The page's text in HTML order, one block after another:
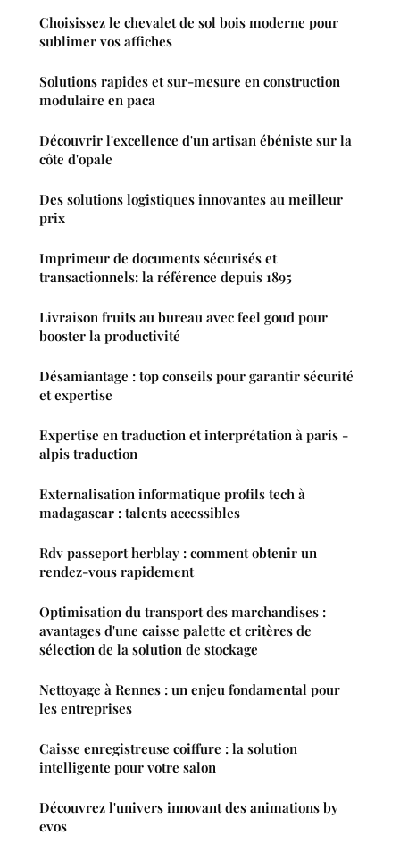
Choisissez le chevalet de sol bois moderne pour
sublimer vos affiches
Solutions rapides et sur-mesure en construction
modulaire en paca
Découvrir l'excellence d'un artisan ébéniste sur la
côte d'opale
Des solutions logistiques innovantes au meilleur
prix
Imprimeur de documents sécurisés et
transactionnels: la référence depuis 1895
Livraison fruits au bureau avec feel goud pour
booster la productivité
Désamiantage : top conseils pour garantir sécurité
et expertise
Expertise en traduction et interprétation à paris -
alpis traduction
Externalisation informatique profils tech à
madagascar : talents accessibles
Rdv passeport herblay : comment obtenir un
rendez-vous rapidement
Optimisation du transport des marchandises :
avantages d'une caisse palette et critères de
sélection de la solution de stockage
Nettoyage à Rennes : un enjeu fondamental pour
les entreprises
Caisse enregistreuse coiffure : la solution
intelligente pour votre salon
Découvrez l'univers innovant des animations by
evos